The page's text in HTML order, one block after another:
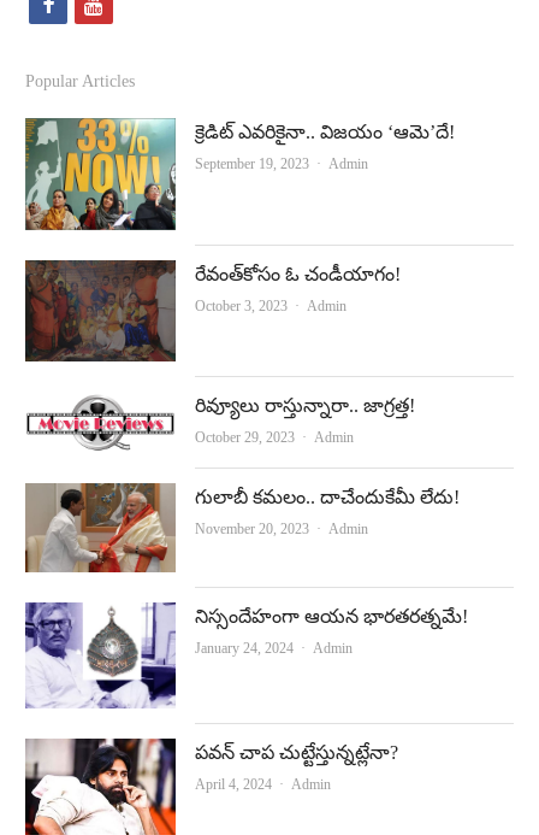
c
e
b
o
o
k
u
t
u
b
e
Popular Articles
క్రెడిట్‌ ఎవరికైనా.. విజయం ‘ఆమె’దే!
September 19, 2023 Author
Admin
రేవంత్‌కోసం ఓ చండీయాగం!
October 3, 2023 Author
Admin
రివ్యూలు రాస్తున్నారా.. జాగ్రత్త!
October 29, 2023 Author
Admin
గులాబీ కమలం.. దాచేందుకేమీ లేదు!
November 20, 2023 Author
Admin
నిస్సందేహంగా ఆయన భారతరత్నమే!
January 24, 2024 Author
Admin
పవన్‌ చాప చుట్టేస్తున్నట్లేనా?
April 4, 2024 Author
Admin